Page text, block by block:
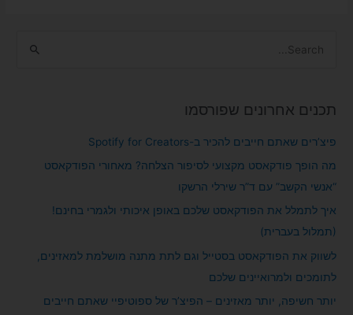
r
c
f
תכנים אחרונים שפורסמו
פיצ’רים שאתם חייבים להכיר ב-Spotify for Creators
מה הופך פודקאסט מקצועי לסיפור הצלחה? מאחורי הפודקאסט
“אנשי הקשב” עם ד”ר שירלי הרשקו
איך לתמלל את הפודקאסט שלכם באופן איכותי ולגמרי בחינם!
(תמלול בעברית)
לשווק את הפודקאסט בסטייל וגם לתת מתנה מושלמת למאזינים,
לתומכים ולמרואיינים שלכם
יותר חשיפה, יותר מאזינים – הפיצ’ר של ספוטיפיי שאתם חייבים